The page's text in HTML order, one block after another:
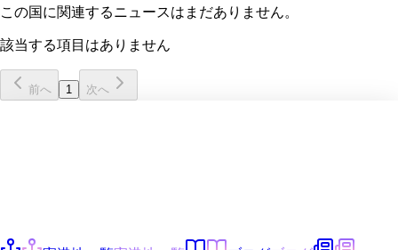
この国に関連するニュースはまだありません。
該当する項目はありません
前へ 1 次へ